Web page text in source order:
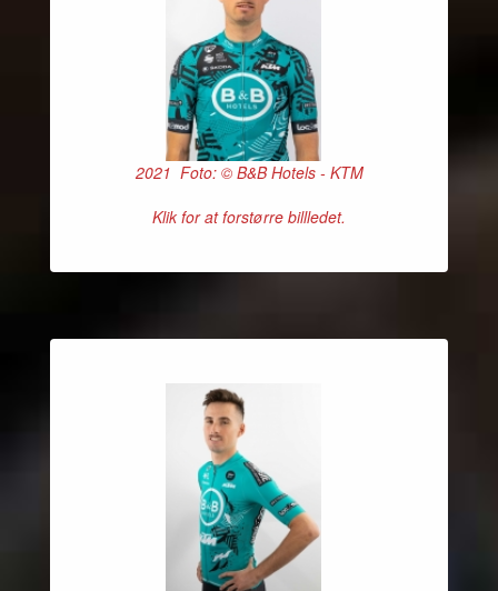
2021 Foto: © B&B Hotels - KTM
Klik for at forstørre billledet.